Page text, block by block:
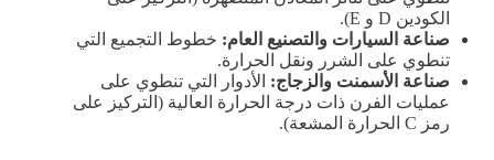
الكودين D و E).
صناعة السيارات والتصنيع العام: خطوط التجميع التي
تنطوي على الشرر ونقل الحرارة.
صناعة الأسمنت والزجاج: الأدوار التي تنطوي على
عمليات الفرن ذات درجة الحرارة العالية (التركيز على
رمز C الحرارة المشعة).